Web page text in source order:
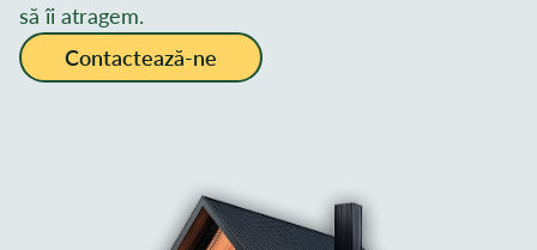
să îi atragem.
Contactează-ne